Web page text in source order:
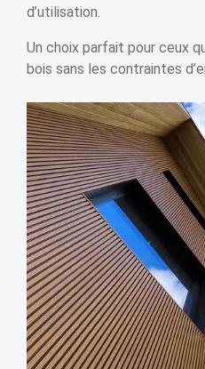
d’utilisation.
Un choix parfait pour ceux
bois sans les contraintes